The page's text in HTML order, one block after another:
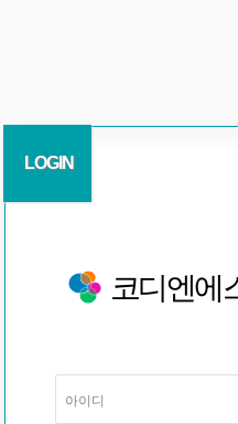
LOGIN
코디엔에